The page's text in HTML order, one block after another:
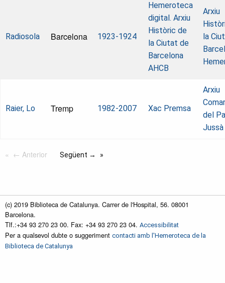
Radiosola Barcelona 1923-1924
Hemeroteca
digital. Arxiu
Històric de
la Ciutat de
Barcelona
AHCB
Arxiu
la
Raier, Lo Tremp 1982-2007 Xac Premsa
Arxiu
del
Jussà
← Anterior Següent →
(c) 2019 Biblioteca de Catalunya. Carrer de l'Hospital, 56. 08001
Barcelona.
Tlf.:+34 93 270 23 00. Fax: +34 93 270 23 04. Accessibilitat
Per a qualsevol dubte o suggeriment contacti amb l'Hemeroteca de la
Biblioteca de Catalunya